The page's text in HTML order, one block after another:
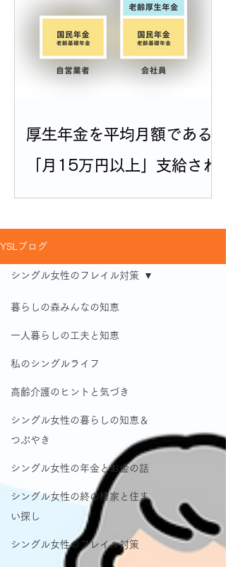
厚生年金を平均月額である
「月15万円以上」支給され
る人の割合
YSLブログ
暮らしの森みんなの知恵
一人暮らしの工夫と知恵
私のシングルライフ
高齢介護のヒントと気づき
シングル女性の暮らしの知恵＆
つぶやき
シングル女性の年金とお金の話
シングル女性の終の棲家と住ま
い探し
シングル女性のフレイル対策
シングル女性のフレイル対策